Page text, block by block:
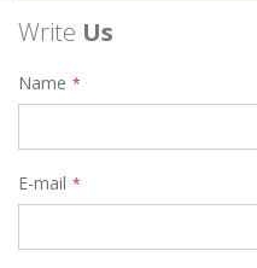
Write Us
Name
E-mail